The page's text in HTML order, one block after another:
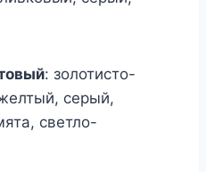
: золотисто-
серый,
светло-